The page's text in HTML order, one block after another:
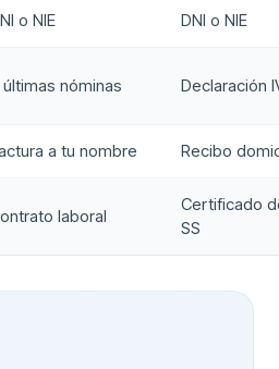
o NIE DNI o NIE
últimas nóminas Declaración
a tu nombre Recibo
laboral
Certificado
SS